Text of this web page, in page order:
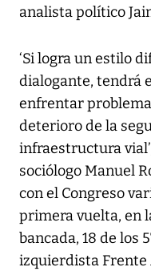
analista político
‘Si logra un estilo
dialogante, tendrá
enfrentar
deterioro de la
infraestructura
sociólogo Manuel
con el Congreso
primera vuelta, en
bancada, 18 de los
izquierdista Frente